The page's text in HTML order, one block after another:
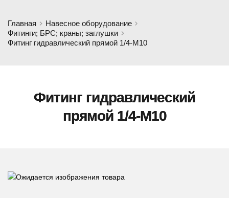
Главная
Навесное оборудование
Фитинги; БРС; краны; заглушки
Фитинг гидравлический прямой 1/4-M10
Фитинг гидравлический
прямой 1/4-M10